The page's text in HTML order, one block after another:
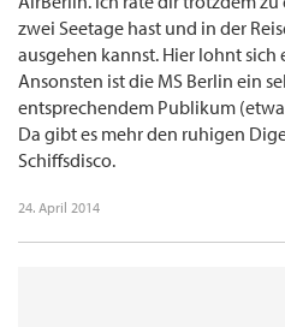
zwei Seetage hast und in der
ausgehen kannst. Hier lohnt
Ansonsten ist die MS Berlin ein
entsprechendem Publikum
Da gibt es mehr den ruhigen
Schiffsdisco.
24. April 2014